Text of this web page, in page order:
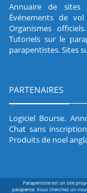
Annuaire de sites
Événements de
Organismes officiels
Tutoriels sur le
parapentistes.Sites
PARTENAIRES
Logiciel Bourse.
Chat sans inscription
Produits de noel
Parapentiste est un site
parapente. Vous cherchez un